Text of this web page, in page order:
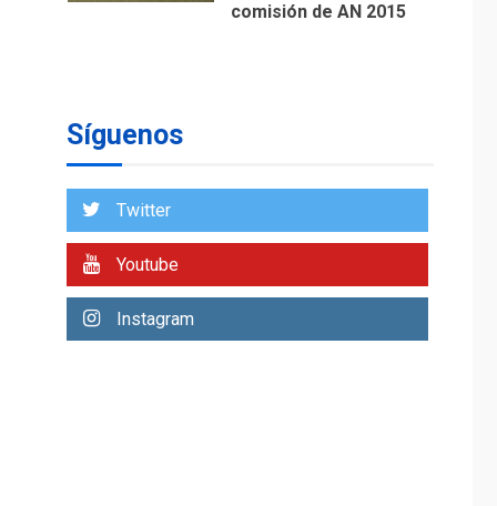
comisión de AN 2015
1
Ávila
2
ÚLTIMA HORA
operaciones de carga
Síguenos
Twitter
Youtube
Instagram